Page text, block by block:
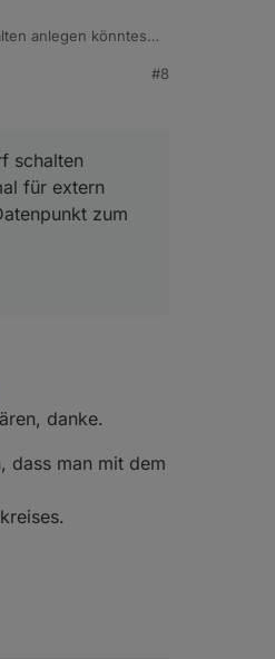
anlegen könntest
#8
schalten
für extern
zum
danke.
dass man mit dem